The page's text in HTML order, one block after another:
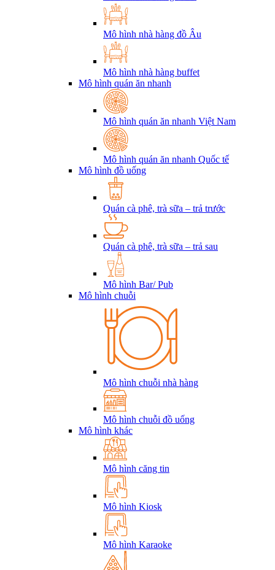
Mô hình nhà hàng đồ Âu
Mô hình nhà hàng buffet
Mô hình quán ăn nhanh
Mô hình quán ăn nhanh Việt Nam
Mô hình quán ăn nhanh Quốc tế
Mô hình đồ uống
Quán cà phê, trà sữa – trả trước
Quán cà phê, trà sữa – trả sau
Mô hình Bar/ Pub
Mô hình chuỗi
Mô hình chuỗi nhà hàng
Mô hình chuỗi đồ uống
Mô hình khác
Mô hình căng tin
Mô hình Kiosk
Mô hình Karaoke